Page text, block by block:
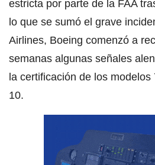
estricta por parte de la FAA
lo que se sumó el grave
Airlines, Boeing comenzó a
semanas algunas señales
la certificación de los
10.